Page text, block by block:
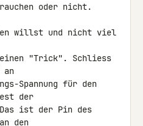
oder nicht.
willst und nicht viel
einen "Trick". Schliess
an
Spannung für den
der
Das ist der Pin des
den